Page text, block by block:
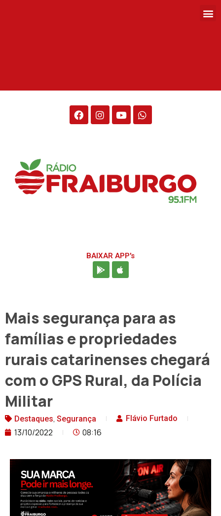
BAIXAR APP's
Mais segurança para as
famílias e propriedades
rurais catarinenses chegará
com o GPS Rural, da Polícia
Militar
Destaques, Segurança Flávio Furtado
13/10/2022 08:16